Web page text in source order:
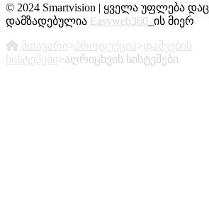
© 2024 Smartvision | ყველა უფლება
დამზადებულია Easyweb360 _ის მიერ
მთავარი>პროდუქცია>დაშვების
სისტემები>აღრიცხვის სისტემები